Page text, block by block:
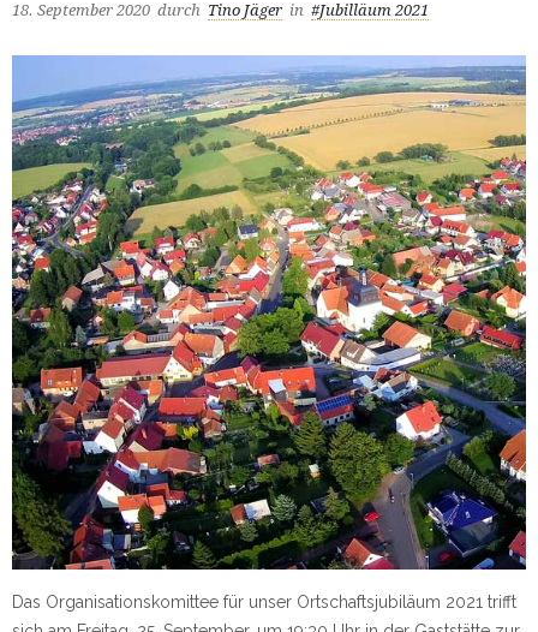
18. September 2020 durch Tino Jäger in #Jubilläum 2021
Das Organisationskomittee für unser Ortschaftsjubiläum 2021 trifft